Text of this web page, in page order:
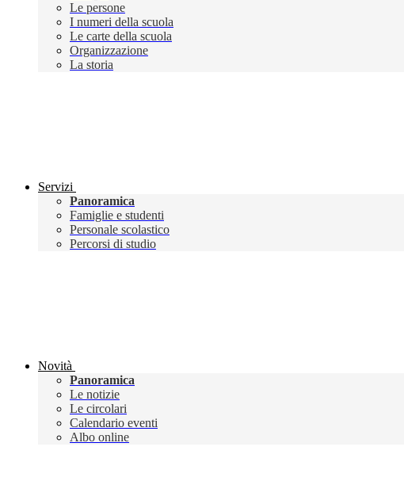
Le persone
I numeri della scuola
Le carte della scuola
Organizzazione
La storia
Servizi
Panoramica
Famiglie e studenti
Personale scolastico
Percorsi di studio
Novità
Panoramica
Le notizie
Le circolari
Calendario eventi
Albo online